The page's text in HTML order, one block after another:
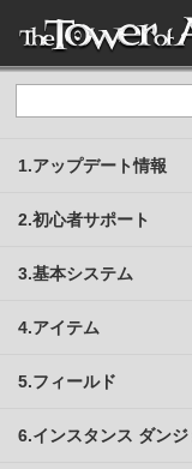
1.アップデート情報
2.初心者サポート
3.基本システム
4.アイテム
5.フィールド
6.インスタンス ダンジ